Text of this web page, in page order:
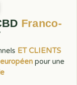
Franco-
ET CLIENTS
pour une